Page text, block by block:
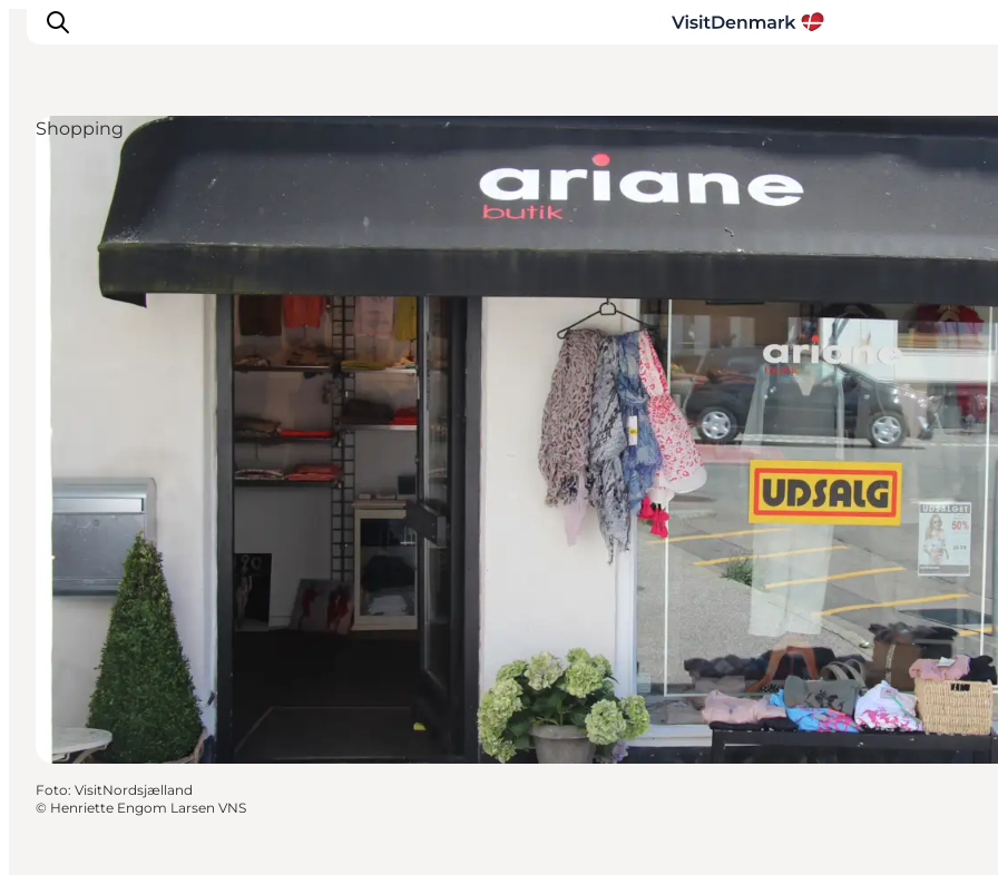
Inspiration
Regionen
Erlebnisse
Unterkünfte
Reiseplanung
Shopping
Foto: VisitNordsjælland
© Henriette Engom Larsen VNS